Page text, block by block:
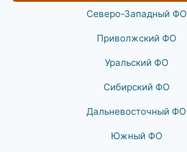
Северо-Западный ФО
Приволжский ФО
Уральский ФО
Сибирский ФО
Дальневосточный ФО
Южный ФО